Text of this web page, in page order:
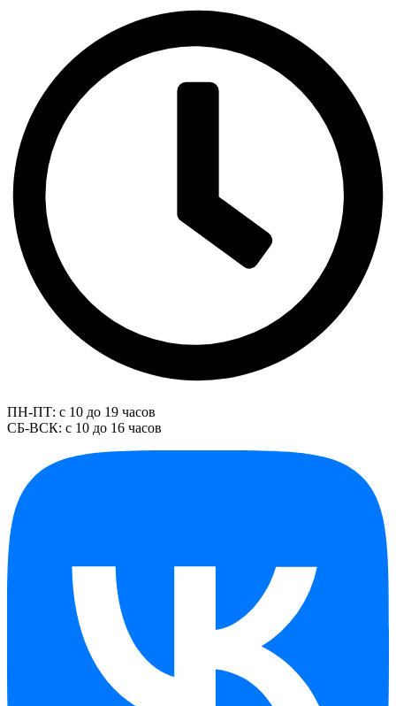
ПН-ПТ: с 10 до 19 часов
СБ-ВСК: с 10 до 16 часов